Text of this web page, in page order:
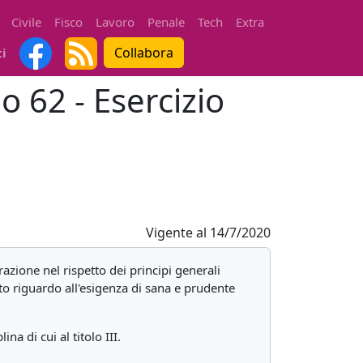
Civile Fisco Lavoro Penale Tech
Extra
Collabora
62 - Esercizio
Vigente al 14/7/2020
nel rispetto dei principi generali
riguardo all'esigenza di sana e prudente
di cui al titolo III.